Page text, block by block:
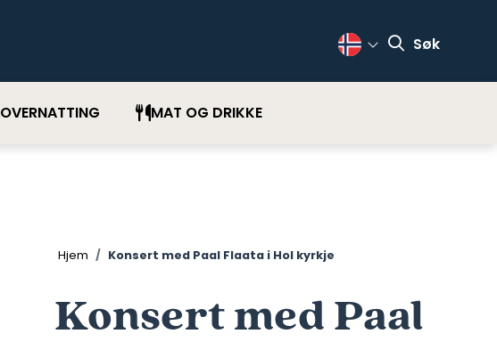
Change Language
Søk
OVERNATTING MAT OG DRIKKE
Hjem Konsert med Paal Flaata i Hol kyrkje
Konsert med Paal